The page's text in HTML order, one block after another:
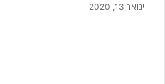
ינואר 13, 2020